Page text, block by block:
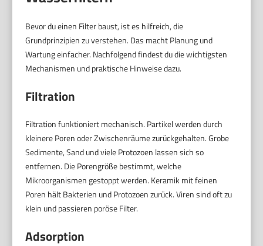
Bevor du einen Filter baust, ist es hilfreich, die
Grundprinzipien zu verstehen. Das macht Planung und
Wartung einfacher. Nachfolgend findest du die wichtigsten
Mechanismen und praktische Hinweise dazu.
Filtration
Filtration funktioniert mechanisch. Partikel werden durch
kleinere Poren oder Zwischenräume zurückgehalten. Grobe
Sedimente, Sand und viele Protozoen lassen sich so
entfernen. Die Porengröße bestimmt, welche
Mikroorganismen gestoppt werden. Keramik mit feinen
Poren hält Bakterien und Protozoen zurück. Viren sind oft zu
klein und passieren poröse Filter.
Adsorption